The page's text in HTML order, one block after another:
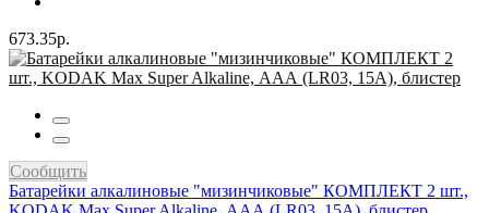
673.35р.
Сообщить
Батарейки алкалиновые "мизинчиковые" КОМПЛЕКТ 2 шт.,